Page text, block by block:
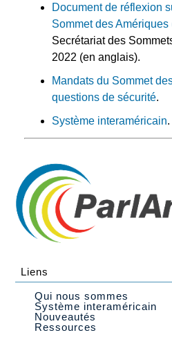
Document de réflexion
Sommet des
Secrétariat des
2022 (en anglais).
Mandats du Sommet
questions de sécurité.
Système interaméricain
Liens
Qui nous sommes
Système interaméricain
Nouveautés
Ressources